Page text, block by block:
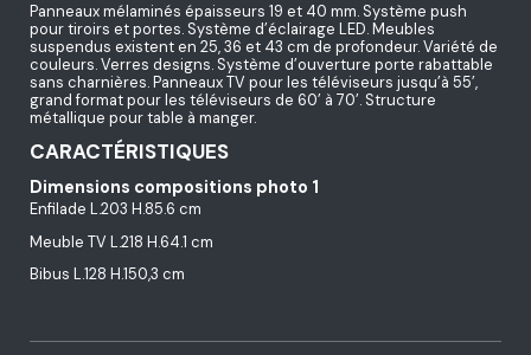
Panneaux mélaminés épaisseurs 19 et 40 mm. Système push
pour tiroirs et portes. Système d’éclairage LED. Meubles
suspendus existent en 25, 36 et 43 cm de profondeur. Variété de
couleurs. Verres designs. Système d’ouverture porte rabattable
sans charnières. Panneaux TV pour les téléviseurs jusqu’à 55’,
grand format pour les téléviseurs de 60’ à 70’. Structure
métallique pour table à manger.
CARACTÉRISTIQUES
Dimensions compositions photo 1
Enfilade L.203 H.85.6 cm
Meuble TV L.218 H.64.1 cm
Bibus L.128 H.150,3 cm